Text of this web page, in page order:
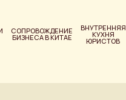
СОПРОВОЖДЕНИЕ
БИЗНЕСА В КИТАЕ
ВНУТРЕННЯЯ
КУХНЯ
ЮРИСТОВ